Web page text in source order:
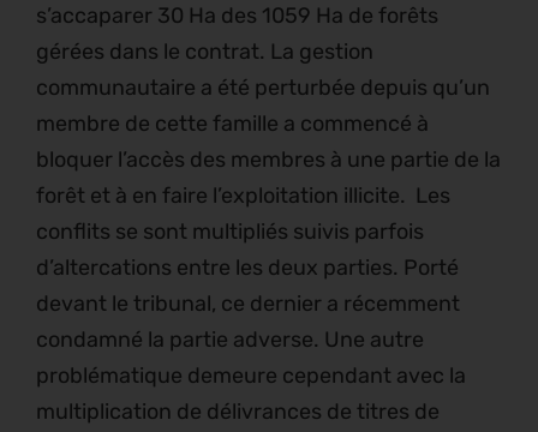
s’accaparer 30 Ha des 1059 Ha de forêts
gérées dans le contrat. La gestion
communautaire a été perturbée depuis qu’un
membre de cette famille a commencé à
bloquer l’accès des membres à une partie de la
forêt et à en faire l’exploitation illicite. Les
conflits se sont multipliés suivis parfois
d’altercations entre les deux parties. Porté
devant le tribunal, ce dernier a récemment
condamné la partie adverse. Une autre
problématique demeure cependant avec la
multiplication de délivrances de titres de